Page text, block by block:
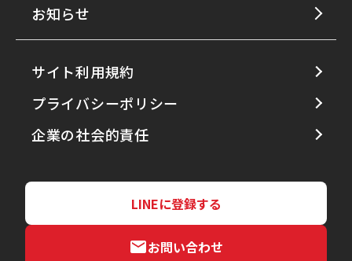
LINEに登録する
お問い合わせ
お知らせ
サイト利用規約
プライバシーポリシー
企業の社会的責任